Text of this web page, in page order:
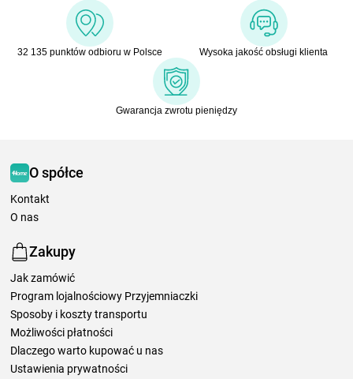
32 135 punktów odbioru w Polsce Wysoka jakość obsługi klienta
Gwarancja zwrotu pieniędzy
O spółce
Kontakt
O nas
Zakupy
Jak zamówić
Program lojalnościowy Przyjemniaczki
Sposoby i koszty transportu
Możliwości płatności
Dlaczego warto kupować u nas
Ustawienia prywatności